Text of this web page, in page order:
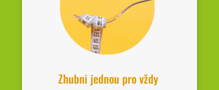
Zhubni jednou pro vždy